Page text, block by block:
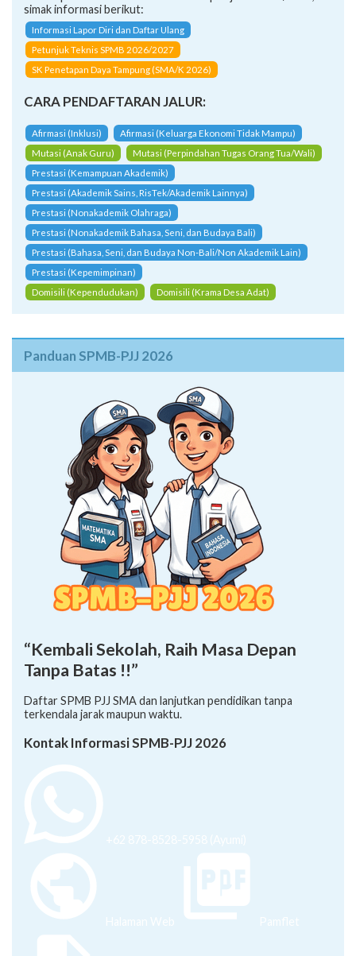
simak informasi berikut:
Informasi Lapor Diri dan Daftar Ulang
Petunjuk Teknis SPMB 2026/2027
SK Penetapan Daya Tampung (SMA/K 2026)
CARA PENDAFTARAN JALUR:
Afirmasi (Inklusi)
Afirmasi (Keluarga Ekonomi Tidak Mampu)
Mutasi (Anak Guru)
Mutasi (Perpindahan Tugas Orang Tua/Wali)
Prestasi (Kemampuan Akademik)
Prestasi (Akademik Sains, RisTek/Akademik Lainnya)
Prestasi (Nonakademik Olahraga)
Prestasi (Nonakademik Bahasa, Seni, dan Budaya Bali)
Prestasi (Bahasa, Seni, dan Budaya Non-Bali/Non Akademik Lain)
Prestasi (Kepemimpinan)
Domisili (Kependudukan)
Domisili (Krama Desa Adat)
Panduan SPMB-PJJ 2026
“Kembali Sekolah, Raih Masa Depan
Tanpa Batas !!”
Daftar SPMB PJJ SMA dan lanjutkan pendidikan tanpa
terkendala jarak maupun waktu.
Kontak Informasi SPMB-PJJ 2026
+62 878-8528-5958 (Ayumi)
Halaman Web Pamflet